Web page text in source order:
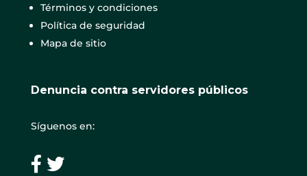
Términos y condiciones
Política de seguridad
Mapa de sitio
Denuncia contra servidores públicos
Síguenos en: